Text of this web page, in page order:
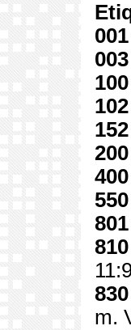
001
003
100
102
152
200
400
550
801
810
830
m.